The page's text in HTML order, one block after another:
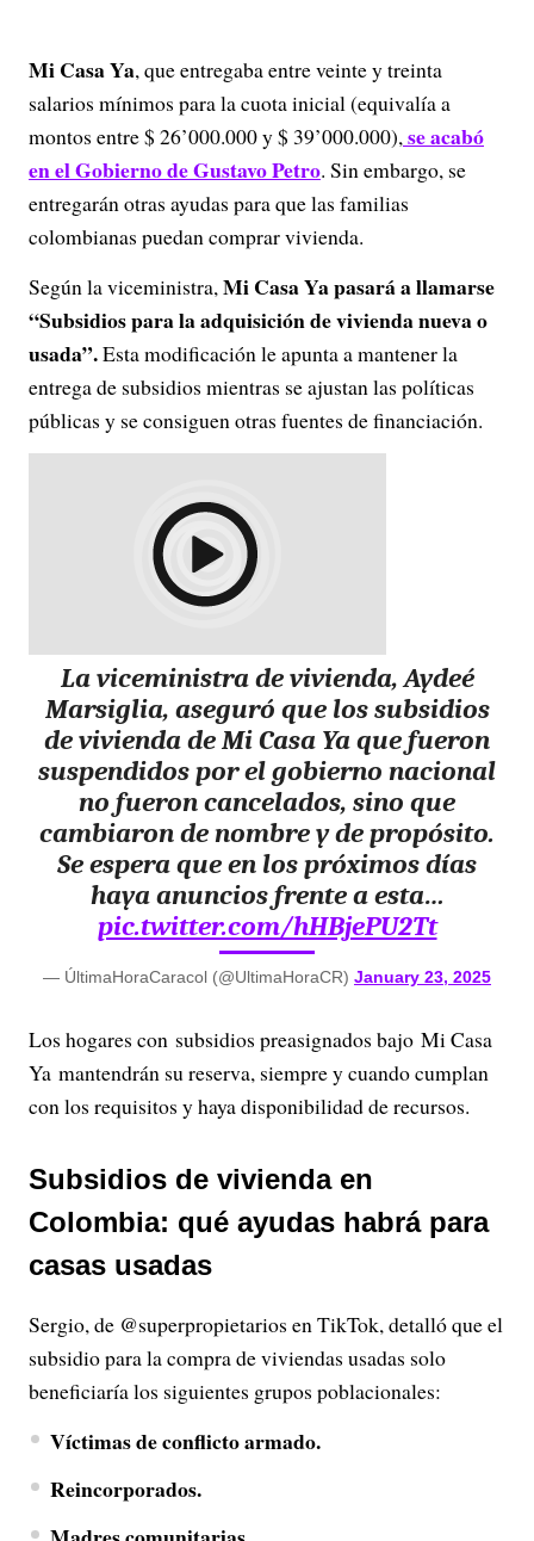
Mi Casa Ya, que entregaba entre veinte y treinta
salarios mínimos para la cuota inicial (equivalía a
montos entre $ 26’000.000 y $ 39’000.000),se acabó
en el Gobierno de Gustavo Petro. Sin embargo, se
entregarán otras ayudas para que las familias
colombianas puedan comprar vivienda.
Según la viceministra,Mi Casa Ya pasará a llamarse
“Subsidios para la adquisición de vivienda nueva o
usada”.Esta modificación le apunta a mantener la
entrega de subsidios mientras se ajustan las políticas
públicas y se consiguen otras fuentes de financiación.
La viceministra de vivienda, Aydeé
Marsiglia, aseguró que los subsidios
de vivienda de Mi Casa Ya que fueron
suspendidos por el gobierno nacional
no fueron cancelados, sino que
cambiaron de nombre y de propósito.
Se espera que en los próximos días
haya anuncios frente a esta…
pic.twitter.com/hHBjePU2Tt
— ÚltimaHoraCaracol (@UltimaHoraCR) January 23, 2025
Los hogares con subsidios preasignados bajo Mi Casa
Ya mantendrán su reserva, siempre y cuando cumplan
con los requisitos y haya disponibilidad de recursos.
Subsidios de vivienda en
Colombia: qué ayudas habrá para
casas usadas
Sergio, de @superpropietarios en TikTok, detalló que el
subsidio para la compra de viviendas usadas solo
beneficiaría los siguientes grupos poblacionales:
Víctimas de conflicto armado.
Reincorporados.